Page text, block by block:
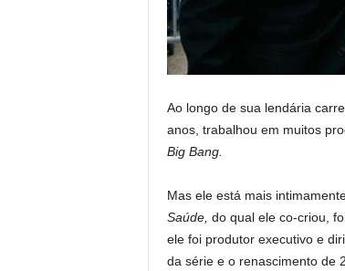
Ao longo de sua lendária
anos, trabalhou em muitos
Big Bang.
Mas ele está mais
Saúde, do qual ele co-criou,
ele foi produtor executivo e
da série e o renascimento de